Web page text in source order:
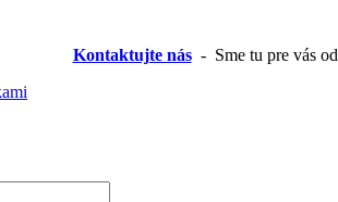
Kontaktujte nás- Sme tu pre vás od